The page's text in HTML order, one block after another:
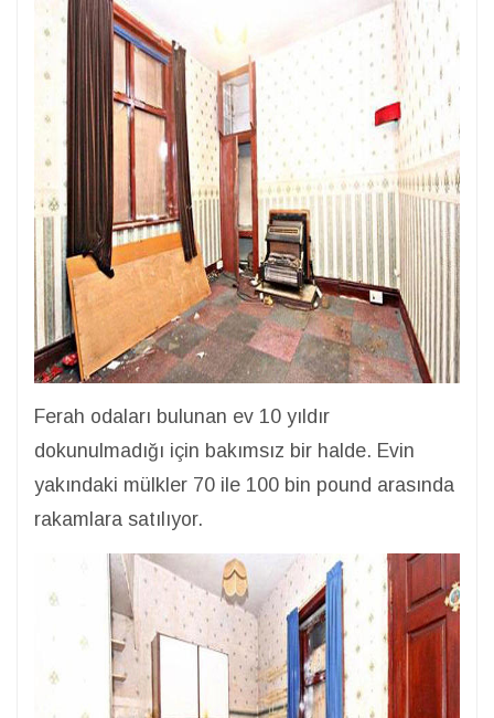
Ferah odaları bulunan ev 10 yıldır
dokunulmadığı için bakımsız bir halde. Evin
yakındaki mülkler 70 ile 100 bin pound arasında
rakamlara satılıyor.